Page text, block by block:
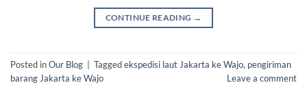
CONTINUE READING →
Posted inOur Blog Taggedekspedisi laut Jakarta ke Wajo, pengiriman
barang Jakarta ke Wajo
Leave a comment